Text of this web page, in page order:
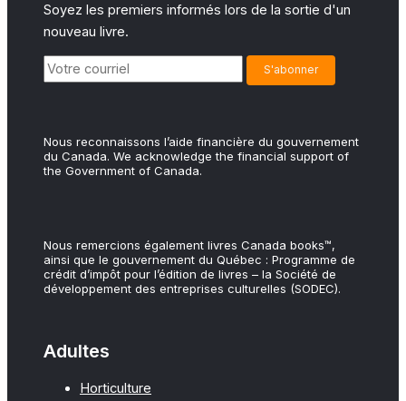
Soyez les premiers informés lors de la sortie d'un
nouveau livre.
Nous reconnaissons l’aide financière du gouvernement
du Canada. We acknowledge the financial support of
the Government of Canada.
Nous remercions également livres Canada books™,
ainsi que le gouvernement du Québec : Programme de
crédit d’impôt pour l’édition de livres – la Société de
développement des entreprises culturelles (SODEC).
Adultes
Horticulture